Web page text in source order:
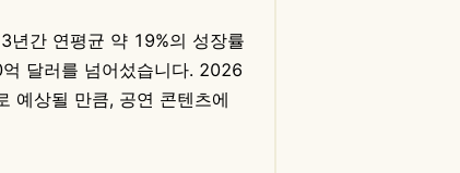
년간 연평균 약 19%의 성장률
달러를 넘어섰습니다. 2026
예상될 만큼, 공연 콘텐츠에